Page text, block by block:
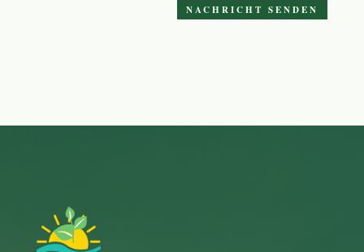
NACHRICHT SENDEN